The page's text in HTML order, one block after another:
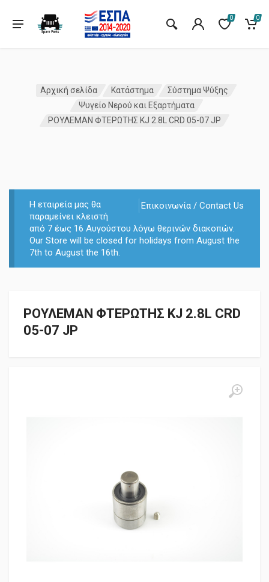
0 0
Αρχική σελίδα Κατάστημα
Σύστημα Ψύξης
Ψυγείο Νερού και Εξαρτήματα
ΡΟΥΛΕΜΑΝ ΦΤΕΡΩΤΗΣ KJ 2.8L CRD 05-07 JP
Επικοινωνία / Contact Us
Η εταιρεία μας θα
παραμείνει κλειστή
από 7 έως 16 Αυγούστου λόγω θερινών διακοπών.
Our Store will be closed for holidays from August the
7th to August the 16th.
ΡΟΥΛΕΜΑΝ ΦΤΕΡΩΤΗΣ KJ 2.8L CRD
05-07 JP